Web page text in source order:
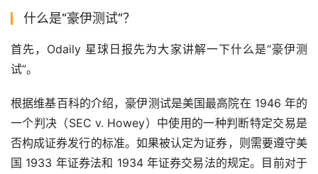
什么是“豪伊测试”？
首先，Odaily 星球日报先为大家讲解一下什么是“豪伊测
试”。
根据维基百科的介绍，豪伊测试是美国最高院在 1946 年的
一个判决（SEC v. Howey）中使用的一种判断特定交易是
否构成证券发行的标准。如果被认定为证券，则需要遵守美
国 1933 年证券法和 1934 年证券交易法的规定。目前对于